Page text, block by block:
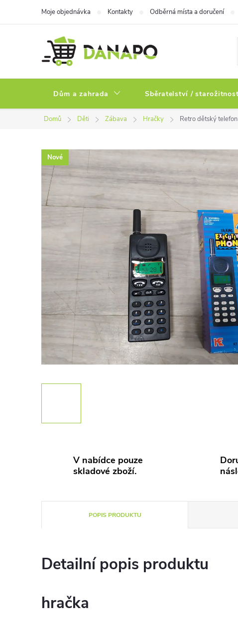
Moje objednávka Kontakty Odběrná místa a doručení
Dům a zahrada Sběratelství /
Domů Děti Zábava Hračky Retro dětský
Nové
V nabídce pouze
skladové zboží.
POPIS PRODUKTU
Detailní popis produktu
hračka